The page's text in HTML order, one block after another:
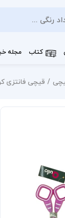
کتاب مجله
قیچی فانتزی